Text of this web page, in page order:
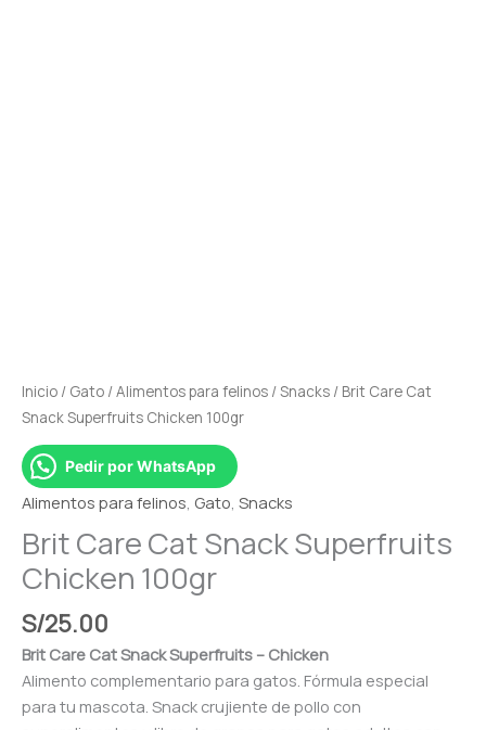
Inicio / Gato /Alimentos para felinos /Snacks / Brit Care Cat
Snack Superfruits Chicken 100gr
Pedir por WhatsApp
Alimentos para felinos, Gato, Snacks
Brit Care Cat Snack Superfruits
Chicken 100gr
S/25.00
Brit Care Cat Snack Superfruits – Chicken
Alimento complementario para gatos. Fórmula especial
para tu mascota. Snack crujiente de pollo con